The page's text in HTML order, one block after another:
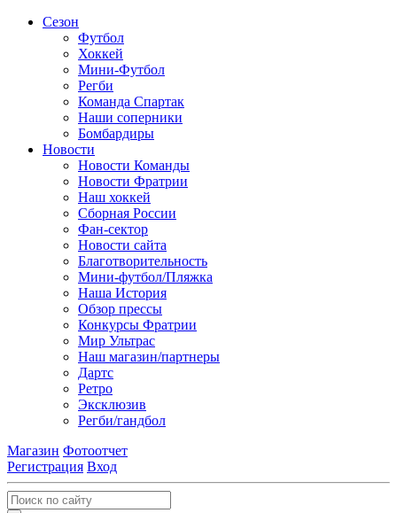
Сезон
Футбол
Хоккей
Мини-Футбол
Регби
Команда Спартак
Наши соперники
Бомбардиры
Новости
Новости Команды
Новости Фратрии
Наш хоккей
Сборная России
Фан-cектор
Новости сайта
Благотворительность
Мини-футбол/Пляжка
Наша История
Обзор прессы
Конкурсы Фратрии
Мир Ультрас
Наш магазин/партнеры
Дартс
Ретро
Эксклюзив
Регби/гандбол
Магазин Фотоотчет
Регистрация Вход